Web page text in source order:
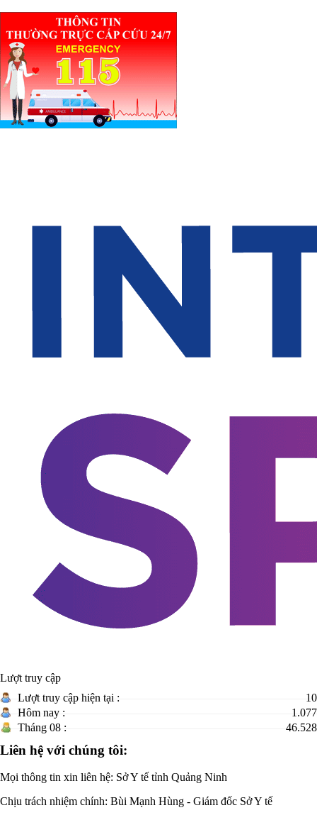
Lượt truy cập
Lượt truy cập hiện tại :
10
Hôm nay :
1.077
Tháng 08 :
46.528
Liên hệ với chúng tôi:
Mọi thông tin xin liên hệ: Sở Y tế tỉnh Quảng Ninh
Chịu trách nhiệm chính: Bùi Mạnh Hùng - Giám đốc Sở Y tế